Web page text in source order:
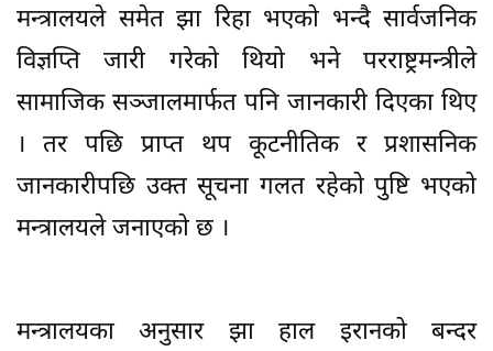
मन्त्रालयले समेत झा रिहा भएको भन्दै सार्वजनिक
विज्ञप्ति जारी गरेको थियो भने परराष्ट्रमन्त्रीले
सामाजिक सञ्जालमार्फत पनि जानकारी दिएका थिए
। तर पछि प्राप्त थप कूटनीतिक र प्रशासनिक
जानकारीपछि उक्त सूचना गलत रहेको पुष्टि भएको
मन्त्रालयले जनाएको छ ।
मन्त्रालयका अनुसार झा हाल इरानको बन्दर